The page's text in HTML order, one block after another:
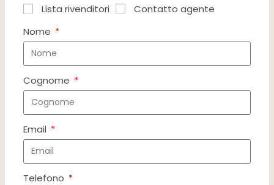
Lista rivenditori
Contatto agente
Nome
Cognome
Email
Telefono